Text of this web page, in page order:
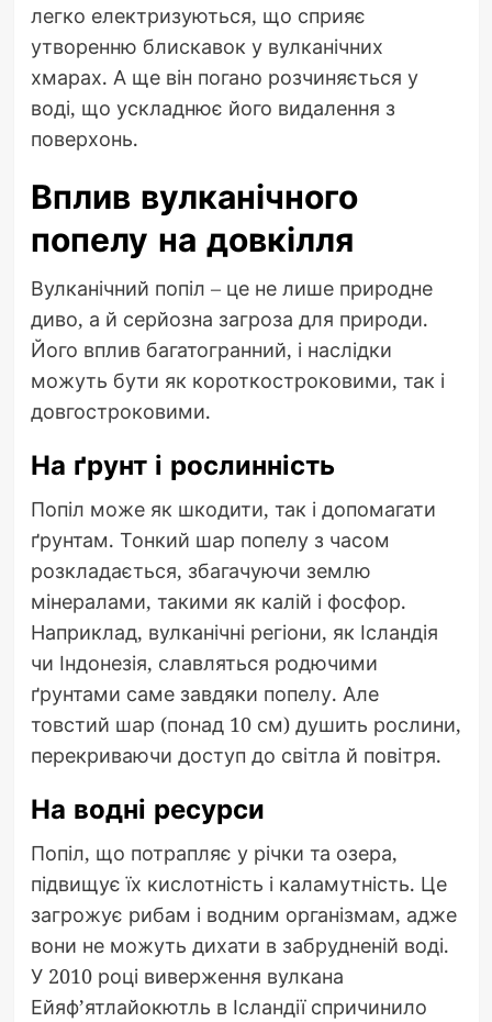
легко електризуються, що сприяє
утворенню блискавок у вулканічних
хмарах. А ще він погано розчиняється у
воді, що ускладнює його видалення з
поверхонь.
Вплив вулканічного
попелу на довкілля
Вулканічний попіл – це не лише природне
диво, а й серйозна загроза для природи.
Його вплив багатогранний, і наслідки
можуть бути як короткостроковими, так і
довгостроковими.
На ґрунт і рослинність
Попіл може як шкодити, так і допомагати
ґрунтам. Тонкий шар попелу з часом
розкладається, збагачуючи землю
мінералами, такими як калій і фосфор.
Наприклад, вулканічні регіони, як Ісландія
чи Індонезія, славляться родючими
ґрунтами саме завдяки попелу. Але
товстий шар (понад 10 см) душить рослини,
перекриваючи доступ до світла й повітря.
На водні ресурси
Попіл, що потрапляє у річки та озера,
підвищує їх кислотність і каламутність. Це
загрожує рибам і водним організмам, адже
вони не можуть дихати в забрудненій воді.
У 2010 році виверження вулкана
Ейяф’ятлайокютль в Ісландії спричинило